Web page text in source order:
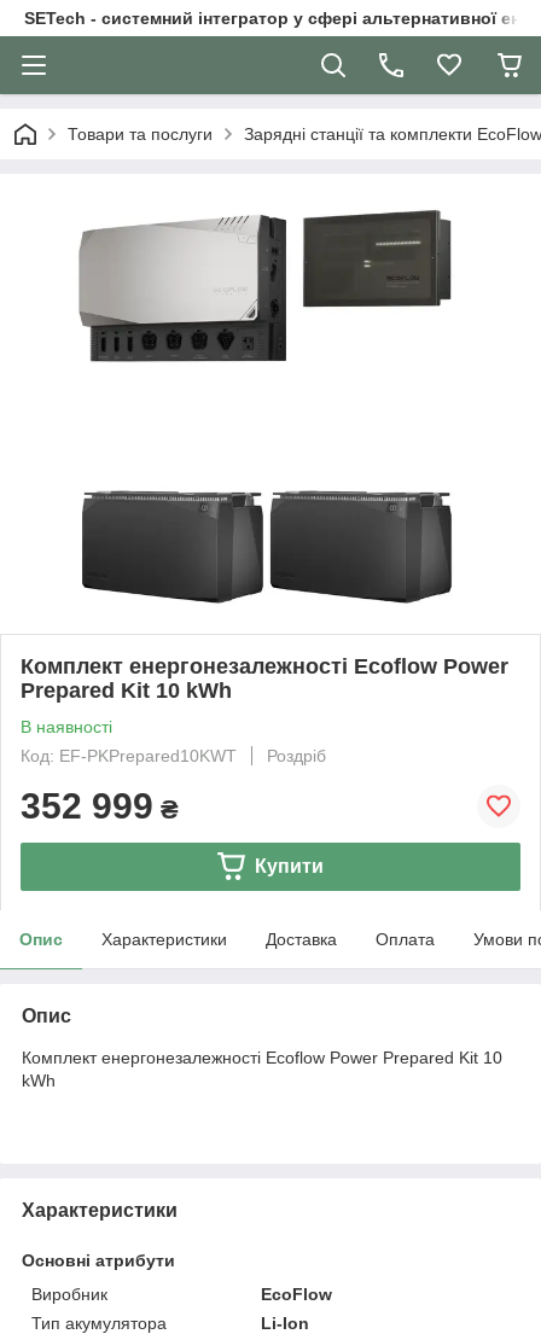
SETech - системний інтегратор у сфері альтернативної
Товари та послуги Зарядні станції та комплекти EcoFlow
Комплект енергонезалежності Ecoflow Power
Prepared Kit 10 kWh
В наявності
Код: EF-PKPrepared10KWT
Роздріб
352 999 ₴
Купити
Опис Характеристики Доставка Оплата Умови
Опис
Комплект енергонезалежності Ecoflow Power Prepared Kit 10
kWh
Характеристики
Основні атрибути
Виробник
EcoFlow
Тип акумулятора
Li-Ion